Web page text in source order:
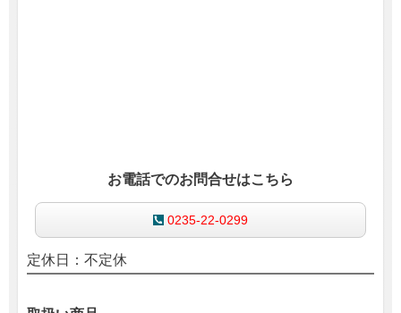
お電話でのお問合せはこちら
0235-22-0299
定休日：不定休